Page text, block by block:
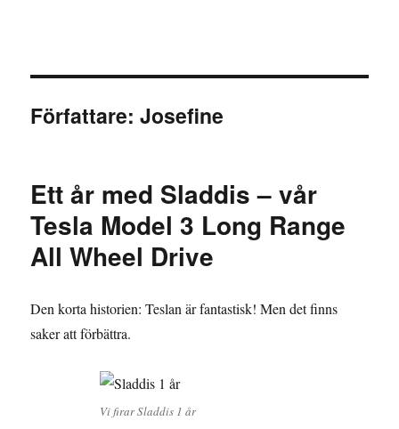
Författare:Josefine
Ett år med Sladdis – vår
Tesla Model 3 Long Range
All Wheel Drive
Den korta historien: Teslan är fantastisk! Men det finns
saker att förbättra.
Vi firar Sladdis 1 år